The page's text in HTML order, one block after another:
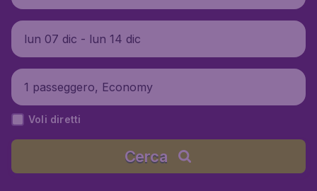
a), Giappone
lun 07 dic - lun 14 dic
1 passeggero, Economy
Voli diretti
Cerca